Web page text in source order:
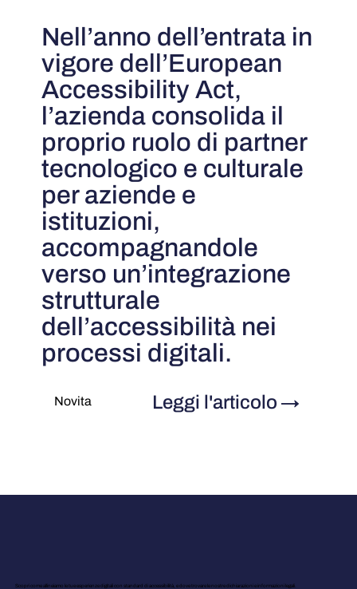
Nell’anno dell’entrata in
vigore dell’European
Accessibility Act,
l’azienda consolida il
proprio ruolo di partner
tecnologico e culturale
per aziende e
istituzioni,
accompagnandole
verso un’integrazione
strutturale
dell’accessibilità nei
processi digitali.
Novita Leggi l'articolo →
Scopri come allineiamo le tue esperienze digitali con standard di accessibilità, e dove trovare le nostre dichiarazioni e informazioni legali.